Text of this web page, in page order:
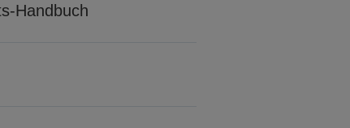
Handbuch